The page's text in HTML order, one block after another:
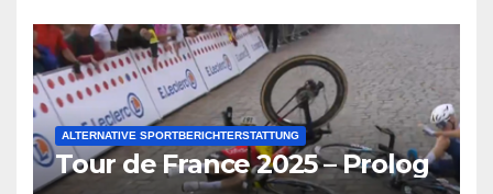
ALTERNATIVE SPORTBERICHTERSTATTUNG
Tour de France 2025 – Prolog